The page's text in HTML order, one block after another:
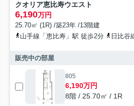
クオリア恵比寿ウエスト
6,190万円
25.70㎡ (1R) /築23年 /13階建
山手線「恵比寿」駅 徒歩2分
日比谷
販売中の部屋
805
6,190万円
8階 / 25.70㎡ / 1R